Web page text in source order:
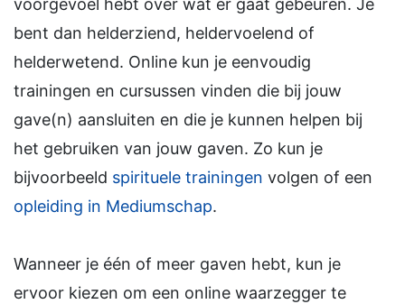
voorgevoel hebt over wat er gaat gebeuren. Je
bent dan helderziend, heldervoelend of
helderwetend. Online kun je eenvoudig
trainingen en cursussen vinden die bij jouw
gave(n) aansluiten en die je kunnen helpen bij
het gebruiken van jouw gaven. Zo kun je
bijvoorbeeld spirituele trainingen volgen of een
opleiding in Mediumschap.
Wanneer je één of meer gaven hebt, kun je
ervoor kiezen om een online waarzegger te